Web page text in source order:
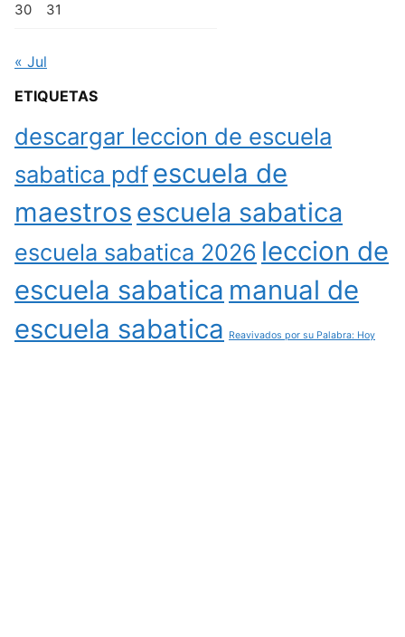
30 31
« Jul
ETIQUETAS
descargar leccion de escuela
sabatica pdfescuela de
maestros escuela sabatica
escuela sabatica 2026 leccion de
escuela sabatica manual de
escuela sabatica
Reavivados por su Palabra: Hoy